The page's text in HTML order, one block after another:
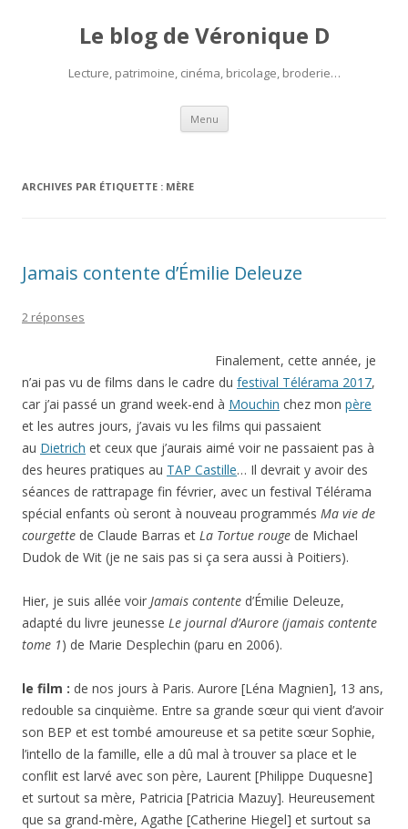
Le blog de Véronique D
Lecture, patrimoine, cinéma, bricolage, broderie…
Menu Aller
contenu
ARCHIVES PAR ÉTIQUETTE : MÈRE
Jamais contente d’Émilie Deleuze
2 réponses
Finalement, cette année, je
n’ai pas vu de films dans le cadre du festival Télérama 2017,
car j’ai passé un grand week-end à Mouchin chez mon père
et les autres jours, j’avais vu les films qui passaient
au Dietrich et ceux que j’aurais aimé voir ne passaient pas à
des heures pratiques au TAP Castille… Il devrait y avoir des
séances de rattrapage fin février, avec un festival Télérama
spécial enfants où seront à nouveau programmés Ma vie de
courgette de Claude Barras et La Tortue rouge de Michael
Dudok de Wit (je ne sais pas si ça sera aussi à Poitiers).
Hier, je suis allée voir Jamais contente d’Émilie Deleuze,
adapté du livre jeunesse Le journal d’Aurore (jamais contente
tome 1) de Marie Desplechin (paru en 2006).
le film : de nos jours à Paris. Aurore [Léna Magnien], 13 ans,
redouble sa cinquième. Entre sa grande sœur qui vient d’avoir
son BEP et est tombé amoureuse et sa petite sœur Sophie,
l’intello de la famille, elle a dû mal à trouver sa place et le
conflit est larvé avec son père, Laurent [Philippe Duquesne]
et surtout sa mère, Patricia [Patricia Mazuy]. Heureusement
que sa grand-mère, Agathe [Catherine Hiegel] et surtout sa